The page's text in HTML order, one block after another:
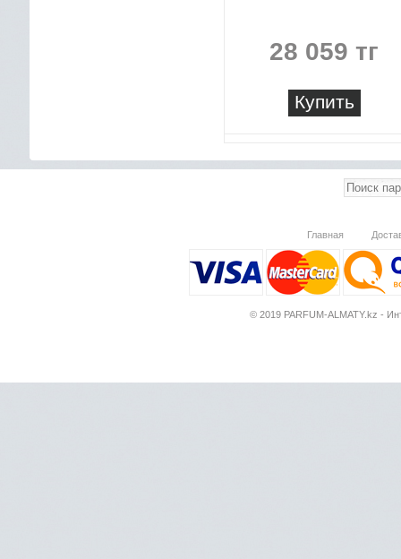
28 059 тг
Купить
Главная
© 2019 PARFUM-ALMATY.kz -